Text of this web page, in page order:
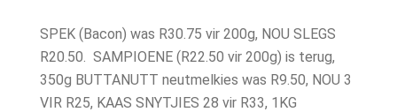
SPEK (Bacon) was R30.75 vir 200g, NOU SLEGS
R20.50. SAMPIOENE (R22.50 vir 200g) is terug,
350g BUTTANUTT neutmelkies was R9.50, NOU 3
VIR R25, KAAS SNYTJIES 28 vir R33, 1KG